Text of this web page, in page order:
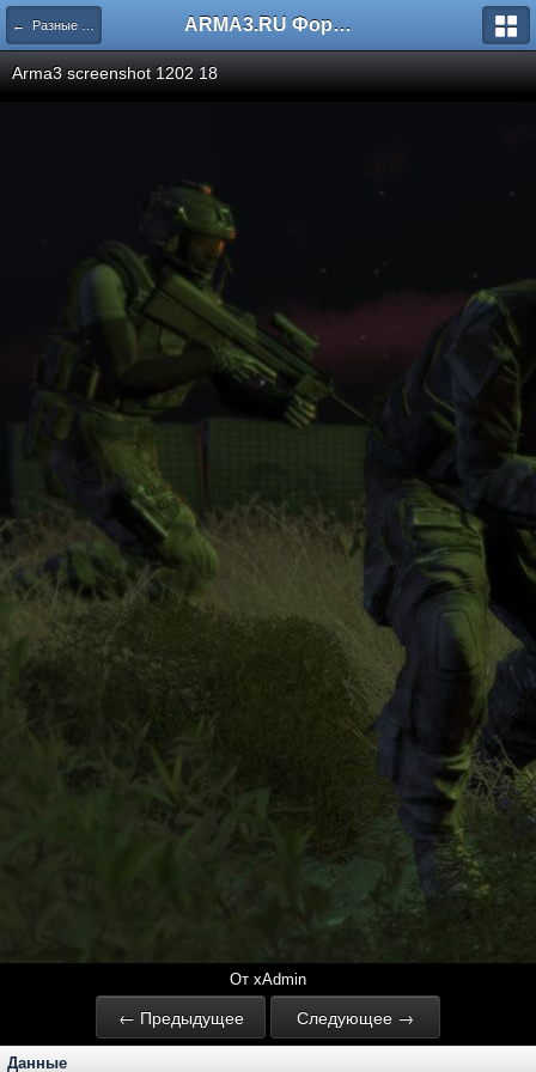
← Разные скриншоты ARMA3.RU Форум
Arma3 screenshot 1202 18
От xAdmin
← Предыдущее Следующее →
Данные